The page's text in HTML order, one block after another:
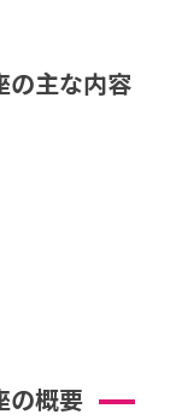
の主な内容
の概要